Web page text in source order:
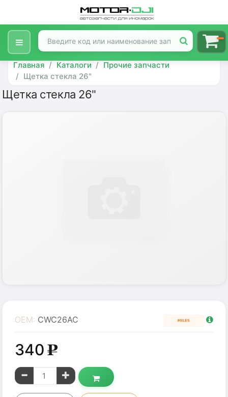
Главная Каталоги
Прочие запчасти
Щетка стекла 26"
Щетка стекла 26"
OEM: CWC26AC
340g